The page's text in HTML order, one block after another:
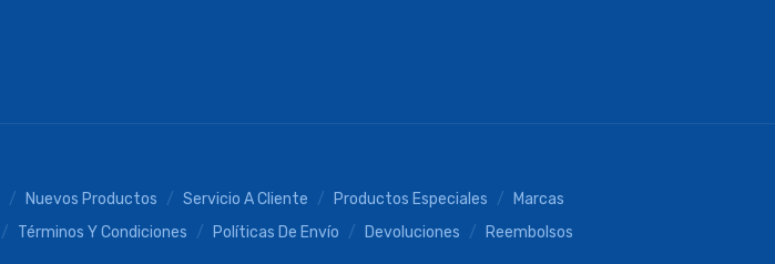
Nuevos Productos Servicio A Cliente Productos Especiales
Marcas
Términos Y Condiciones Políticas De Envío Devoluciones Reembolsos